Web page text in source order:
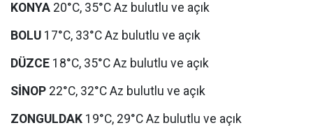
KONYA 20°C, 35°C Az bulutlu ve açık
BOLU 17°C, 33°C Az bulutlu ve açık
DÜZCE 18°C, 35°C Az bulutlu ve açık
SİNOP 22°C, 32°C Az bulutlu ve açık
ZONGULDAK 19°C, 29°C Az bulutlu ve açık